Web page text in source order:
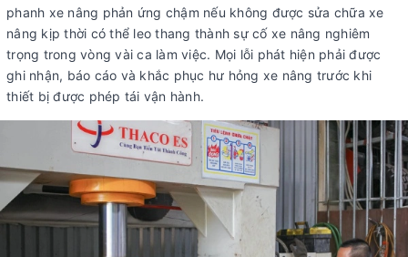
phanh xe nâng phản ứng chậm nếu không được sửa chữa xe
nâng kịp thời có thể leo thang thành sự cố xe nâng nghiêm
trọng trong vòng vài ca làm việc. Mọi lỗi phát hiện phải được
ghi nhận, báo cáo và khắc phục hư hỏng xe nâng trước khi
thiết bị được phép tái vận hành.